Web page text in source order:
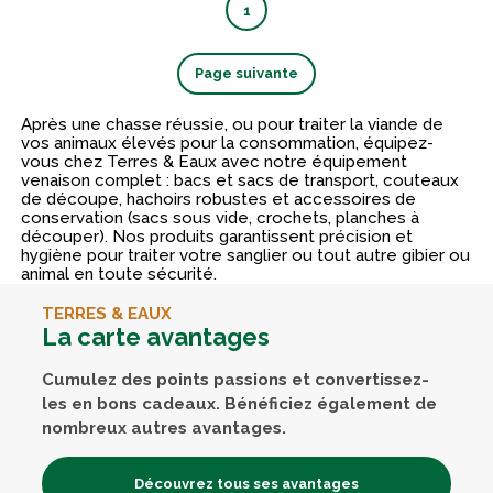
1
Page suivante
Après une chasse réussie, ou pour traiter la viande de
vos animaux élevés pour la consommation, équipez-
vous chez Terres & Eaux avec notre équipement
venaison complet : bacs et sacs de transport, couteaux
de découpe, hachoirs robustes et accessoires de
conservation (sacs sous vide, crochets, planches à
découper). Nos produits garantissent précision et
hygiène pour traiter votre sanglier ou tout autre gibier ou
animal en toute sécurité.
TERRES & EAUX
La carte avantages
Cumulez des points passions et convertissez-
les en bons cadeaux. Bénéficiez également de
nombreux autres avantages.
Découvrez tous ses avantages